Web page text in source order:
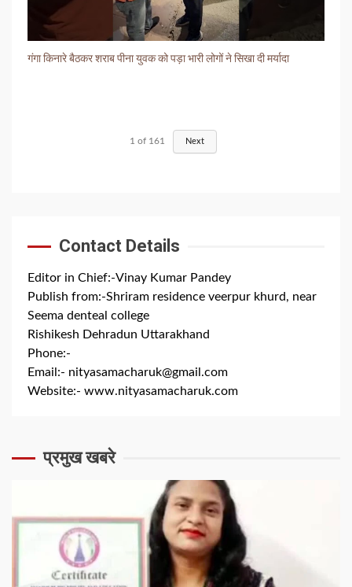
गंगा किनारे बैठकर शराब पीना युवक को पड़ा भारी लोगों ने सिखा दी मर्यादा
1 of 161 Next
Contact Details
Editor in Chief:-Vinay Kumar Pandey
Publish from:-Shriram residence veerpur khurd, near
Seema denteal college
Rishikesh Dehradun Uttarakhand
Phone:-
Email:- nityasamacharuk@gmail.com
Website:- www.nityasamacharuk.com
प्रमुख खबरे